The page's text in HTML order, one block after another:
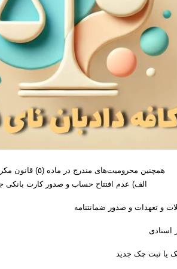
همچنین محرومیت‌های مندرج در ماده (۵) قانون مکرر شامل :
الف) عدم افتتاح حساب و صدور کارت بانکی
و تعهدات و صدور ضمانتنامه
اسنادی
یا ثبت چک جدید